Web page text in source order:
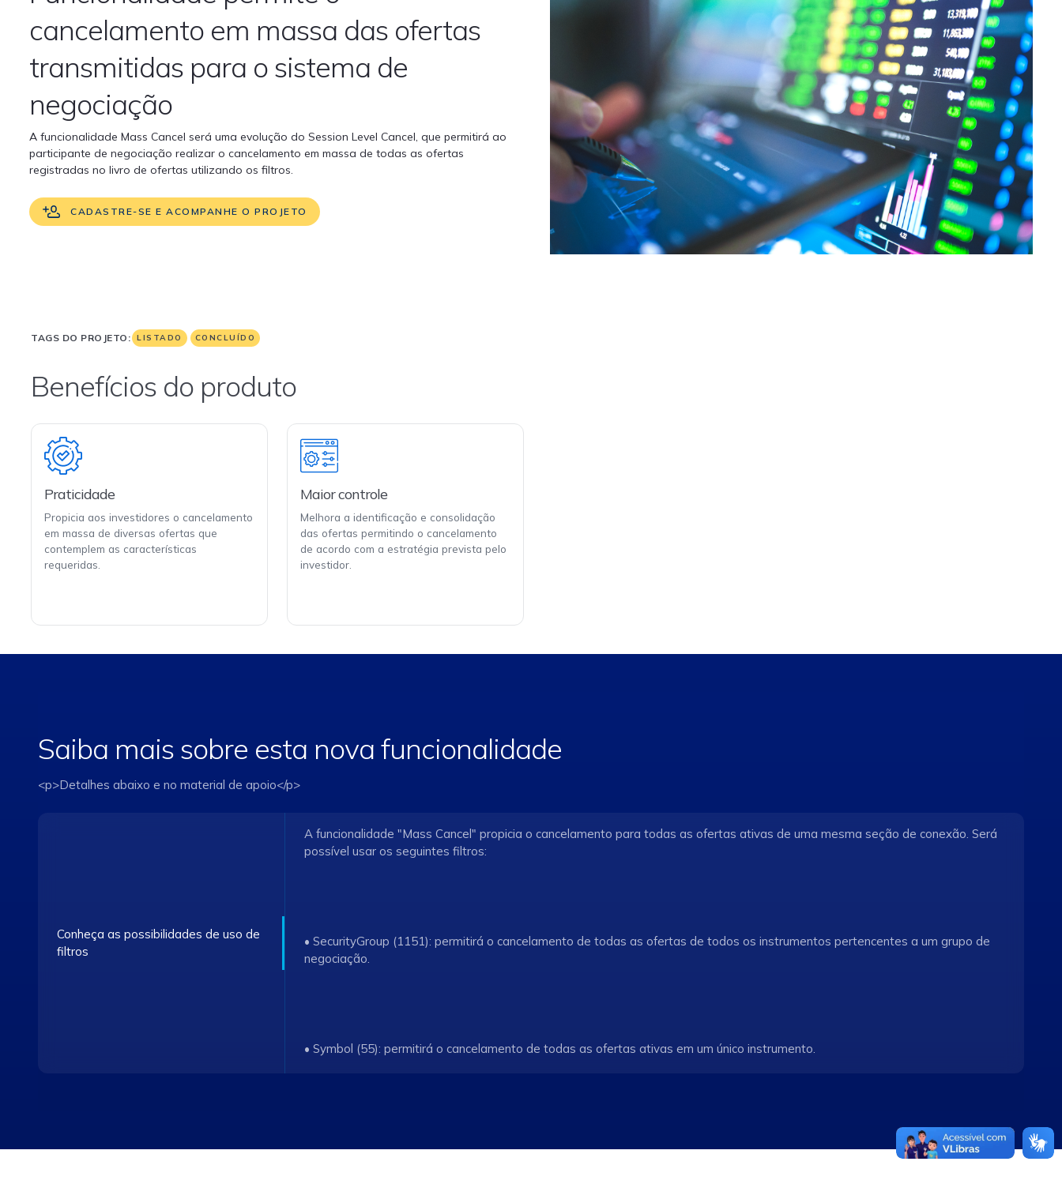
cancelamento em massa das ofertas
transmitidas para o sistema de
negociação
A funcionalidade Mass Cancel será uma evolução do Session Level Cancel, que permitirá ao
participante de negociação realizar o cancelamento em massa de todas as ofertas
registradas no livro de ofertas utilizando os filtros.
CADASTRE-SE E ACOMPANHE O PROJETO
TAGS DO PROJETO: LISTADO CONCLUÍDO
Benefícios do produto
Praticidade
Propicia aos investidores o cancelamento
em massa de diversas ofertas que
contemplem as características
requeridas.
Maior controle
Melhora a identificação e consolidação
das ofertas permitindo o cancelamento
de acordo com a estratégia prevista pelo
investidor.
Saiba mais sobre esta nova funcionalidade
<p>Detalhes abaixo e no material de apoio</p>
Conheça as possibilidades de uso de
filtros
A funcionalidade "Mass Cancel" propicia o cancelamento para todas as ofertas ativas de uma mesma seção de conexão. Será
possível usar os seguintes filtros:
• SecurityGroup (1151): permitirá o cancelamento de todas as ofertas de todos os instrumentos pertencentes a um grupo de
negociação.
• Symbol (55): permitirá o cancelamento de todas as ofertas ativas em um único instrumento.
• OrdTagID (35505): permitirá o cancelamento de todas as ofertas ativas no livro de ofertas identificadas por um valor